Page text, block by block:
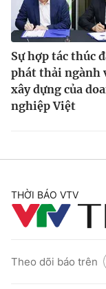
Sự hợp tác thúc
phát thải ngành
xây dựng của
nghiệp Việt
THỜI BÁO VTV
Theo dõi báo trên